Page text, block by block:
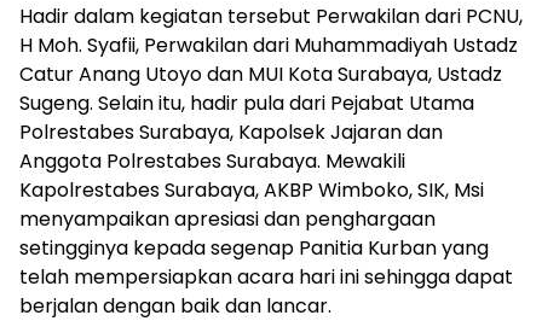
Hadir dalam kegiatan tersebut Perwakilan dari PCNU,
H Moh. Syafii, Perwakilan dari Muhammadiyah Ustadz
Catur Anang Utoyo dan MUI Kota Surabaya, Ustadz
Sugeng. Selain itu, hadir pula dari Pejabat Utama
Polrestabes Surabaya, Kapolsek Jajaran dan
Anggota Polrestabes Surabaya. Mewakili
Kapolrestabes Surabaya, AKBP Wimboko, SIK, Msi
menyampaikan apresiasi dan penghargaan
setingginya kepada segenap Panitia Kurban yang
telah mempersiapkan acara hari ini sehingga dapat
berjalan dengan baik dan lancar.